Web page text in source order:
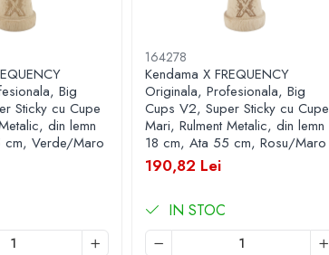
Big
Sticky cu Cupe
din lemn
cm, Verde/Maro
164278
Kendama X FREQUENCY
Originala, Profesionala, Big
Cups V2, Super Sticky cu Cupe
Mari, Rulment Metalic, din lemn
18 cm, Ata 55 cm, Rosu/Maro
190,82 Lei
IN STOC